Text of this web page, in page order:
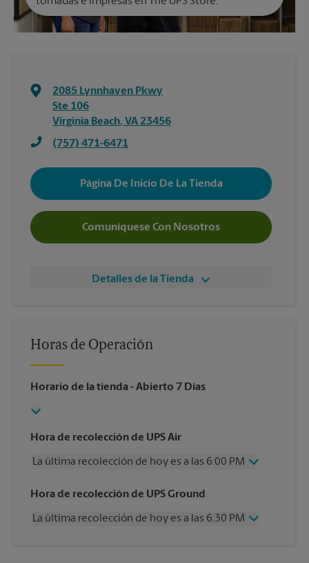
2085 Lynnhaven Pkwy
Ste 106
Virginia Beach, VA 23456
(757) 471-6471
Página De Inicio De La Tienda
Comuníquese Con Nosotros
Detalles de la Tienda
Horas de Operación
Horario de la tienda - Abierto 7 Días
Hora de recolección de UPS Air
La última recolección de hoy es a las 6:00 PM
Miércoles
6:00 PM
Viernes
6:00 PM
Hora de recolección de UPS Ground
La última recolección de hoy es a las 6:30 PM